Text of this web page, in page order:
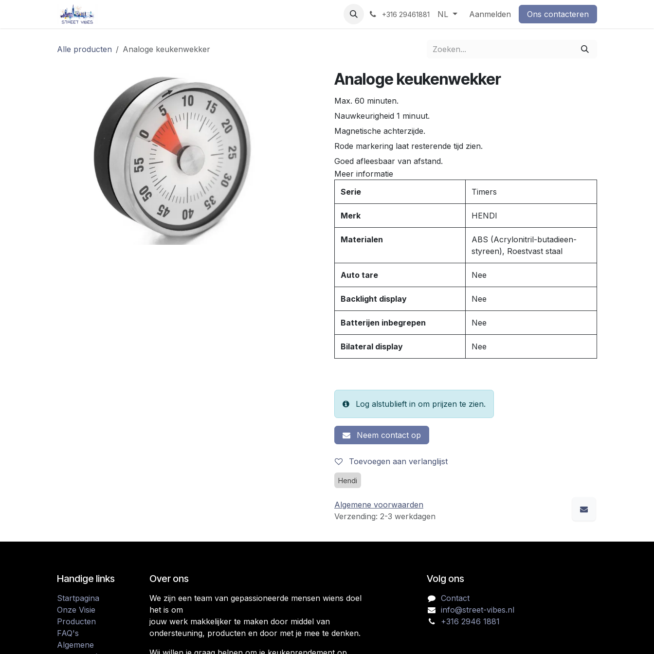
Overslaan naar inhoud
Contact +316 29461881 NL Aanmelden Ons contacteren
Alle producten Analoge keukenwekker
Analoge keukenwekker
Max. 60 minuten.
Nauwkeurigheid 1 minuut.
Magnetische achterzijde.
Rode markering laat resterende tijd zien.
Goed afleesbaar van afstand.
Meer informatie
Serie
Timers
Merk HENDI
Materialen
ABS (Acrylonitril-butadieen-
styreen), Roestvast staal
Auto tare Nee
Backlight display Nee
Batterijen inbegrepen Nee
Bilateral display Nee
Log alstublieft in om prijzen te zien.
Neem contact op
Toevoegen aan verlanglijst
Hendi
Algemene voorwaarden
Verzending: 2-3 werkdagen
Handige links
Startpagina
Onze Visie
Producten
FAQ's
Algemene
Over ons
We zijn een team van gepassioneerde mensen wiens doel
het is om
jouw werk makkelijker te maken door middel van
ondersteuning, producten en door met je mee te denken.
Volg ons
Contact
info@street-vibes.nl
+316 2946 1881